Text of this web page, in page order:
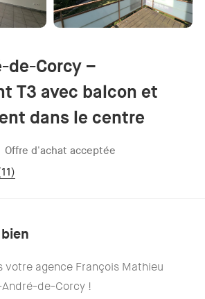
de-Corcy –
T3 avec balcon et
dans le centre
Offre d'achat acceptée
votre agence François Mathieu
de-Corcy !